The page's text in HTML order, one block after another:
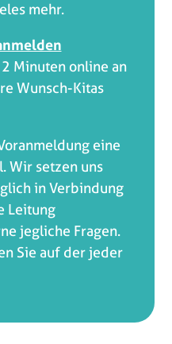
mehr.
Minuten online an
Wunsch-Kitas
eine
Wir setzen uns
in Verbindung
Leitung
jegliche Fragen.
Sie auf der jeder